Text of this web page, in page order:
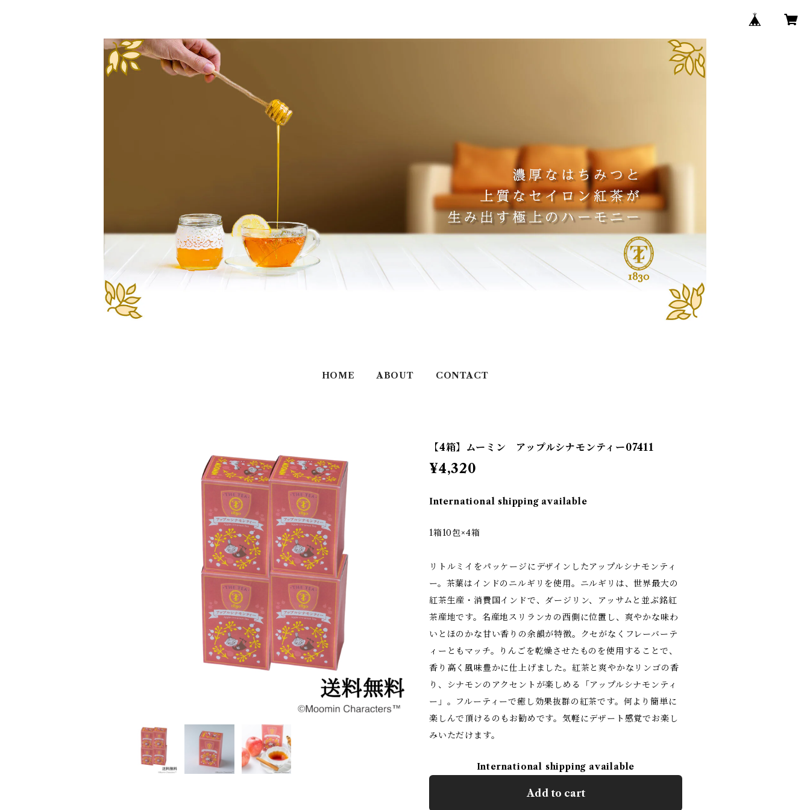
HOME ABOUT CONTACT
【4箱】ムーミン アップルシナモンティー07411
¥4,320
International shipping available
1箱10包×4箱
リトルミイをパッケージにデザインしたアップルシナモンティ
ー。茶葉はインドのニルギリを使⽤。ニルギリは、世界最⼤の
紅茶⽣産・消費国インドで、ダージリン、アッサムと並ぶ銘紅
茶産地です。名産地スリランカの⻄側に位置し、爽やかな味わ
いとほのかな⽢い⾹りの余韻が特徴。クセがなくフレーバーテ
ィーともマッチ。りんごを乾燥させたものを使⽤することで、
⾹り⾼く⾵味豊かに仕上げました。紅茶と爽やかなリンゴの⾹
り、シナモンのアクセントが楽しめる「アップルシナモンティ
ー」。フルーティーで癒し効果抜群の紅茶です。何より簡単に
楽しんで頂けるのもお勧めです。気軽にデザート感覚でお楽し
みいただけます。
International shipping available
Add to cart